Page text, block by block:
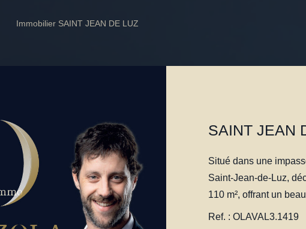
Immobilier SAINT JEAN DE LUZ
Situé dans une
Saint-Jean-de-Luz,
110 m², offrant un
10 à 15 minutes à
Ref. : OLAVAL3.1419